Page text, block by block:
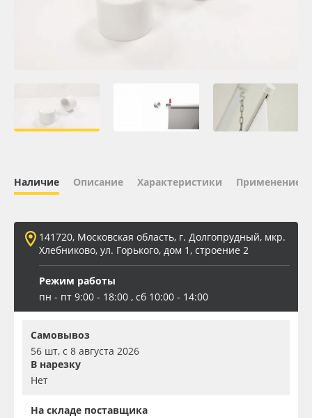
ПЭТ листовой
Баннер
Заготовки для сувениров
Наличие Описание Характеристики Применение
141720, Московская область, г. Долгопрудный, мкр.
Хлебниково, ул. Горького, дом 1, строение 2
Режим работы
пн - пт 9:00 - 18:00 , сб 10:00 - 14:00
Самовывоз
56 шт, с 8 августа 2026
В нарезку
Нет
На складе поставщика